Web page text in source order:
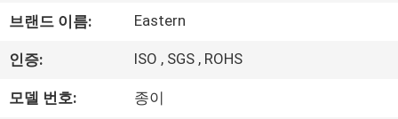
리
에
대
브랜드 이름: Eastern
인증: ISO , SGS , ROHS
모델 번호: 종이